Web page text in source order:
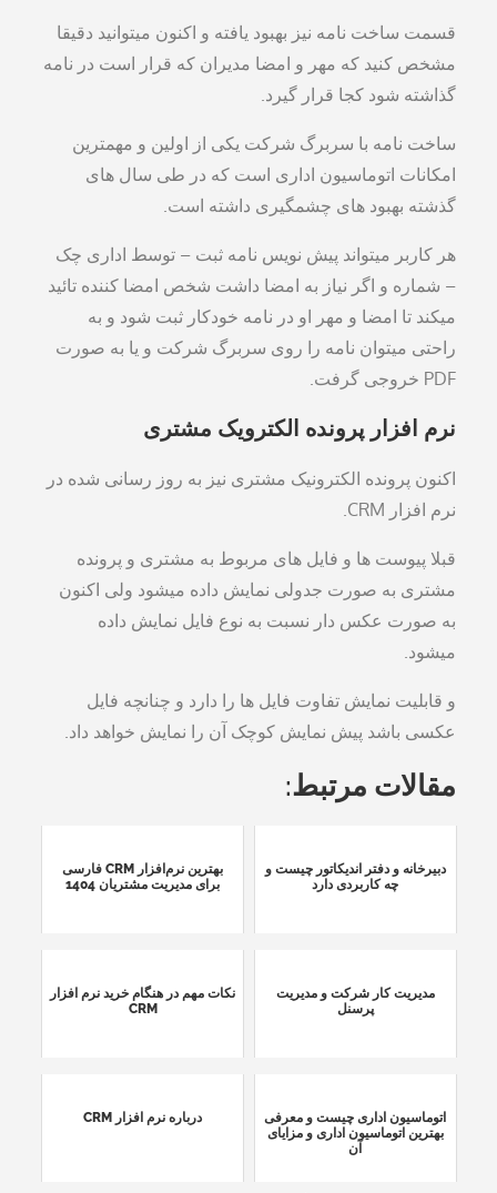
قسمت ساخت نامه نیز بهبود یافته و اکنون میتوانید دقیقا
مشخص کنید که مهر و امضا مدیران که قرار است در نامه
گذاشته شود کجا قرار گیرد.
ساخت نامه با سربرگ شرکت یکی از اولین و مهمترین
امکانات اتوماسیون اداری است که در طی سال های
گذشته بهبود های چشمگیری داشته است.
هر کاربر میتواند پیش نویس نامه ثبت – توسط اداری چک
– شماره و اگر نیاز به امضا داشت شخص امضا کننده تائید
میکند تا امضا و مهر او در نامه خودکار ثبت شود و به
راحتی میتوان نامه را روی سربرگ شرکت و یا به صورت
PDF خروجی گرفت.
نرم افزار پرونده الکترویک مشتری
اکنون پرونده الکترونیک مشتری نیز به روز رسانی شده در
نرم افزار CRM.
قبلا پیوست ها و فایل های مربوط به مشتری و پرونده
مشتری به صورت جدولی نمایش داده میشود ولی اکنون
به صورت عکس دار نسبت به نوع فایل نمایش داده
میشود.
و قابلیت نمایش تفاوت فایل ها را دارد و چنانچه فایل
عکسی باشد پیش نمایش کوچک آن را نمایش خواهد داد.
مقالات مرتبط:
دبیرخانه و دفتر اندیکاتور چیست و
چه کاربردی دارد
بهترین نرم‌افزار CRM فارسی
برای مدیریت مشتریان 1404
مدیریت کار شرکت و مدیریت
پرسنل
نکات مهم در هنگام خرید نرم افزار
CRM
اتوماسیون اداری چیست و معرفی
بهترین اتوماسیون اداری و مزایای
آن
درباره نرم افزار CRM